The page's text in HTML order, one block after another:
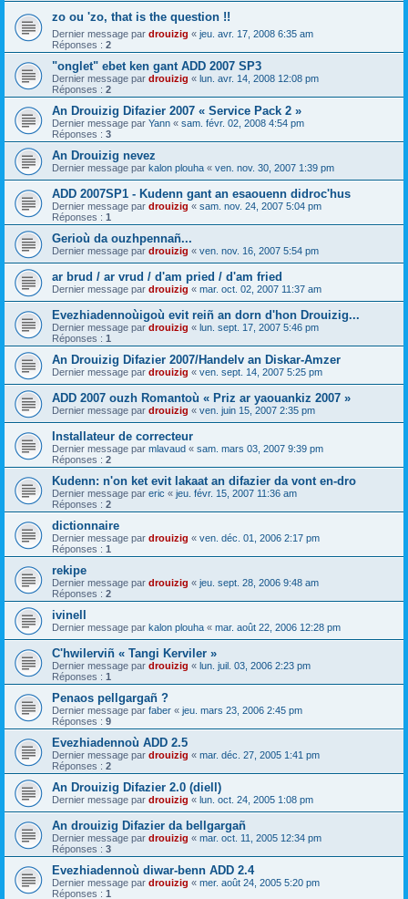
zo ou 'zo, that is the question !!
Dernier message par drouizig « jeu. avr. 17, 2008 6:35 am
Réponses : 2
"onglet" ebet ken gant ADD 2007 SP3
Dernier message par drouizig « lun. avr. 14, 2008 12:08 pm
Réponses : 2
An Drouizig Difazier 2007 « Service Pack 2 »
Dernier message par Yann « sam. févr. 02, 2008 4:54 pm
Réponses : 3
An Drouizig nevez
Dernier message par kalon plouha « ven. nov. 30, 2007 1:39 pm
ADD 2007SP1 - Kudenn gant an esaouenn didroc'hus
Dernier message par drouizig « sam. nov. 24, 2007 5:04 pm
Réponses : 1
Gerioù da ouzhpennañ...
Dernier message par drouizig « ven. nov. 16, 2007 5:54 pm
ar brud / ar vrud / d'am pried / d'am fried
Dernier message par drouizig « mar. oct. 02, 2007 11:37 am
Evezhiadennoùigoù evit reiñ an dorn d'hon Drouizig...
Dernier message par drouizig « lun. sept. 17, 2007 5:46 pm
Réponses : 1
An Drouizig Difazier 2007/Handelv an Diskar-Amzer
Dernier message par drouizig « ven. sept. 14, 2007 5:25 pm
ADD 2007 ouzh Romantoù « Priz ar yaouankiz 2007 »
Dernier message par drouizig « ven. juin 15, 2007 2:35 pm
Installateur de correcteur
Dernier message par mlavaud « sam. mars 03, 2007 9:39 pm
Réponses : 2
Kudenn: n'on ket evit lakaat an difazier da vont en-dro
Dernier message par eric « jeu. févr. 15, 2007 11:36 am
Réponses : 2
dictionnaire
Dernier message par drouizig « ven. déc. 01, 2006 2:17 pm
Réponses : 1
rekipe
Dernier message par drouizig « jeu. sept. 28, 2006 9:48 am
Réponses : 2
ivinell
Dernier message par kalon plouha « mar. août 22, 2006 12:28 pm
C'hwilerviñ « Tangi Kerviler »
Dernier message par drouizig « lun. juil. 03, 2006 2:23 pm
Réponses : 1
Penaos pellgargañ ?
Dernier message par faber « jeu. mars 23, 2006 2:45 pm
Réponses : 9
Evezhiadennoù ADD 2.5
Dernier message par drouizig « mar. déc. 27, 2005 1:41 pm
Réponses : 2
An Drouizig Difazier 2.0 (diell)
Dernier message par drouizig « lun. oct. 24, 2005 1:08 pm
An drouizig Difazier da bellgargañ
Dernier message par drouizig « mar. oct. 11, 2005 12:34 pm
Réponses : 3
Evezhiadennoù diwar-benn ADD 2.4
Dernier message par drouizig « mer. août 24, 2005 5:20 pm
Réponses : 1